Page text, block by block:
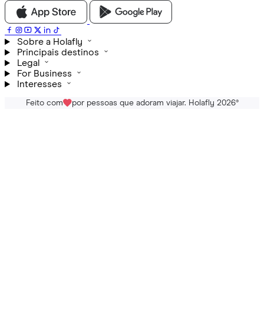
Sobre a Holafly
Principais destinos
Legal
For Business
Interesses
Feito com por pessoas que adoram viajar. Holafly 2026®